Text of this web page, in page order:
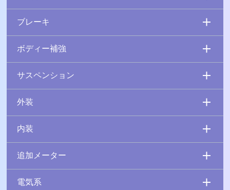
ブレーキ
ボディー補強
サスペンション
外装
内装
追加メーター
電気系